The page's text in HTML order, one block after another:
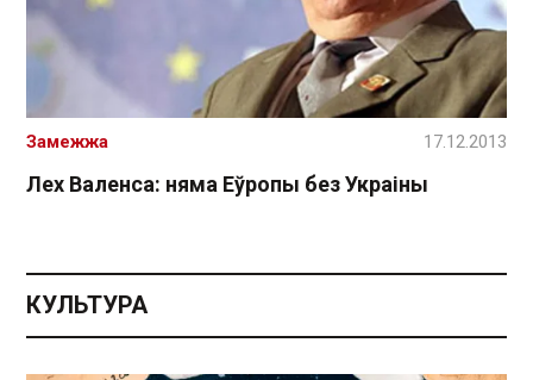
Лех Валенса: няма Еўропы без Украіны
Замежжа 17.12.2013
КУЛЬТУРА